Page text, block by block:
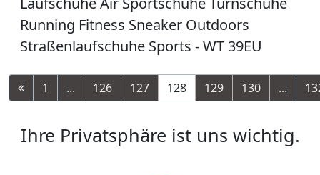
Running Fitness Sneaker Outdoors
Straßenlaufschuhe Sports - WT 39EU
1 ... 126 127 128 129 130 ...
Ihre Privatsphäre ist uns wichtig.